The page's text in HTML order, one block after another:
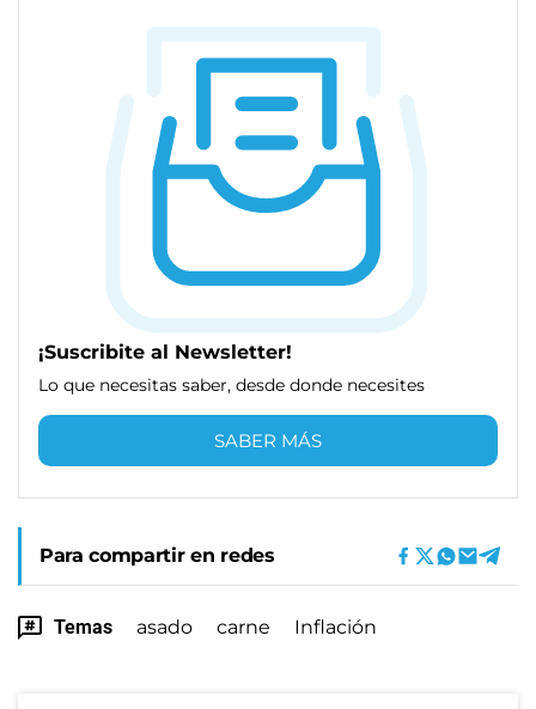
¡Suscribite al Newsletter!
Lo que necesitas saber, desde donde necesites
SABER MÁS
Para compartir en redes
Temas asado carne Inflación